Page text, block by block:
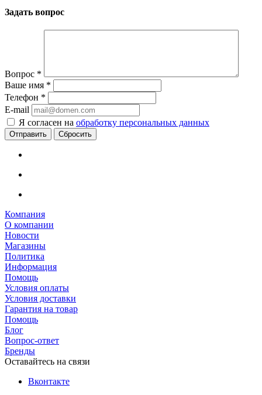
Задать вопрос
Вопрос *
Ваше имя *
Телефон *
E-mail
Я согласен на обработку персональных данных
Сбросить
Компания
О компании
Новости
Магазины
Политика
Информация
Помощь
Условия оплаты
Условия доставки
Гарантия на товар
Помощь
Блог
Вопрос-ответ
Бренды
Оставайтесь на связи
Вконтакте